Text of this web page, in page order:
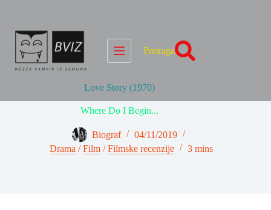
Pretraga
Love Story (1970)
Where Do I Begin...
Biograf
04/11/2019
Drama /Film /Filmske recenzije 3 mins